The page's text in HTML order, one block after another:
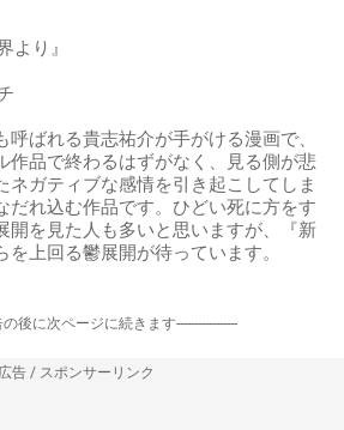
より』
ばれる貴志祐介が手がける漫画で、
作品で終わるはずがなく、見る側が悲
ネガティブな感情を引き起こしてしま
だれ込む作品です。ひどい死に方をす
開を見た人も多いと思いますが、『新
上回る鬱展開が待っています。
の後に次ページに続きます-----------------
広告 / スポンサーリンク